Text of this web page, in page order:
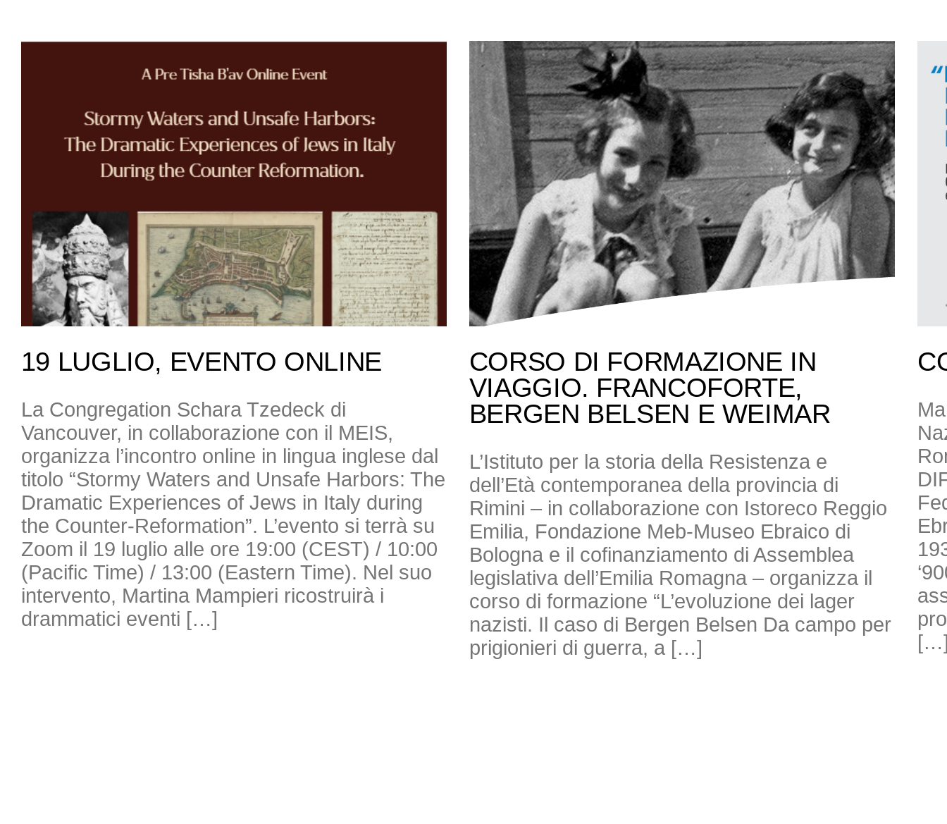
19 LUGLIO, EVENTO ONLINE
La Congregation Schara Tzedeck di
Vancouver, in collaborazione con il MEIS,
organizza l’incontro online in lingua inglese dal
titolo “Stormy Waters and Unsafe Harbors: The
Dramatic Experiences of Jews in Italy during
the Counter-Reformation”. L’evento si terrà su
Zoom il 19 luglio alle ore 19:00 (CEST) / 10:00
(Pacific Time) / 13:00 (Eastern Time). Nel suo
intervento, Martina Mampieri ricostruirà i
drammatici eventi […]
CORSO DI FORMAZIONE IN
VIAGGIO. FRANCOFORTE,
BERGEN BELSEN E WEIMAR
L’Istituto per la storia della Resistenza e
dell’Età contemporanea della provincia di
Rimini – in collaborazione con Istoreco Reggio
Emilia, Fondazione Meb-Museo Ebraico di
Bologna e il cofinanziamento di Assemblea
legislativa dell’Emilia Romagna – organizza il
corso di formazione “L’evoluzione dei lager
nazisti. Il caso di Bergen Belsen Da campo per
prigionieri di guerra, a […]